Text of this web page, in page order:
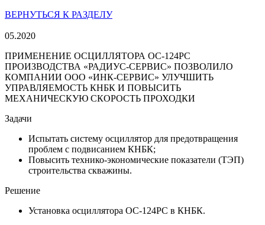
ВЕРНУТЬСЯ К РАЗДЕЛУ
05.2020
ПРИМЕНЕНИЕ ОСЦИЛЛЯТОРА ОС-124РС
ПРОИЗВОДСТВА «РАДИУС-СЕРВИС» ПОЗВОЛИЛО
КОМПАНИИ ООО «ИНК-СЕРВИС» УЛУЧШИТЬ
УПРАВЛЯЕМОСТЬ КНБК И ПОВЫСИТЬ
МЕХАНИЧЕСКУЮ СКОРОСТЬ ПРОХОДКИ
Задачи
Испытать систему осциллятор для предотвращения
проблем с подвисанием КНБК;
Повысить технико-экономические показатели (ТЭП)
строительства скважины.
Решение
Установка осциллятора ОС-124РС в КНБК.